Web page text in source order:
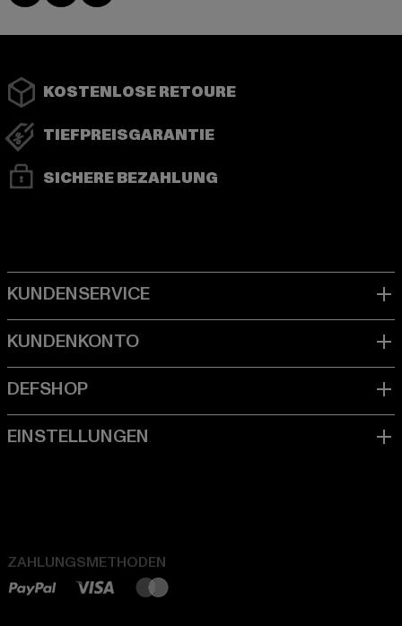
KOSTENLOSE RETOURE
TIEFPREISGARANTIE
SICHERE BEZAHLUNG
ZAHLUNGSMETHODEN